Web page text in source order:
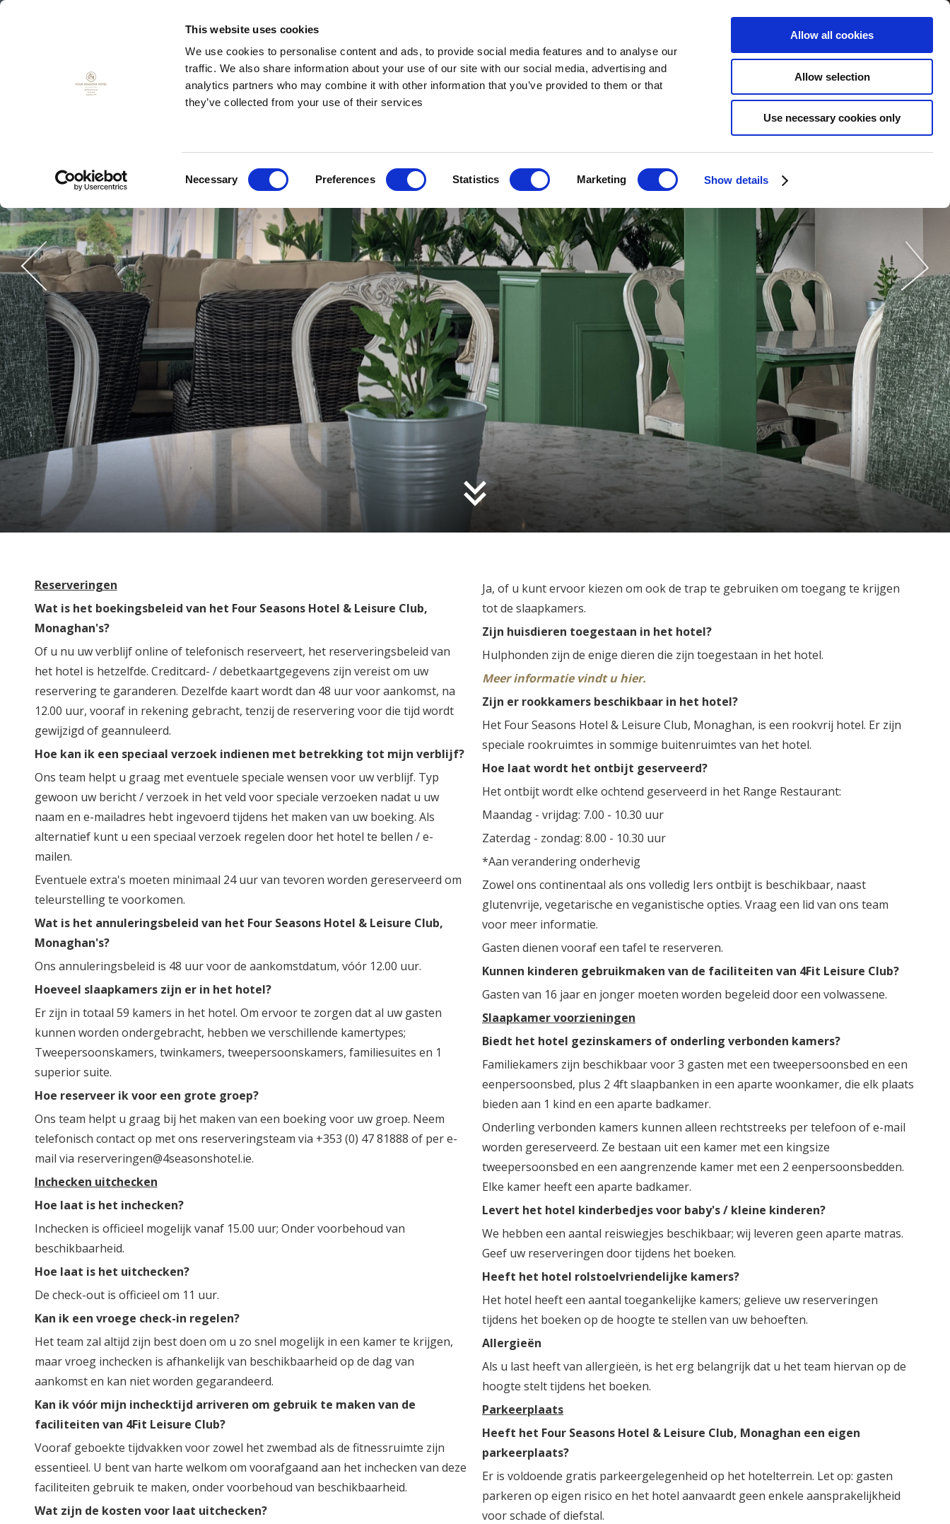
This website uses cookies
We use cookies to personalise content and ads, to provide social media features and to analyse our
traffic. We also share information about your use of our site with our social media, advertising and
analytics partners who may combine it with other information that you’ve provided to them or that
they’ve collected from your use of their services
Necessary Preferences Statistics Marketing Show details
Allow all cookies
Allow selection
Use necessary cookies only
MENU BON
Reserveringen
Wat is het boekingsbeleid van het Four Seasons Hotel & Leisure Club,
Monaghan's?
Of u nu uw verblijf online of telefonisch reserveert, het reserveringsbeleid van
het hotel is hetzelfde. Creditcard- / debetkaartgegevens zijn vereist om uw
reservering te garanderen. Dezelfde kaart wordt dan 48 uur voor aankomst, na
12.00 uur, vooraf in rekening gebracht, tenzij de reservering voor die tijd wordt
gewijzigd of geannuleerd.
Hoe kan ik een speciaal verzoek indienen met betrekking tot mijn verblijf?
Ons team helpt u graag met eventuele speciale wensen voor uw verblijf. Typ
gewoon uw bericht / verzoek in het veld voor speciale verzoeken nadat u uw
naam en e-mailadres hebt ingevoerd tijdens het maken van uw boeking. Als
alternatief kunt u een speciaal verzoek regelen door het hotel te bellen / e-
mailen.
Eventuele extra's moeten minimaal 24 uur van tevoren worden gereserveerd om
teleurstelling te voorkomen.
Wat is het annuleringsbeleid van het Four Seasons Hotel & Leisure Club,
Monaghan's?
Ons annuleringsbeleid is 48 uur voor de aankomstdatum, vóór 12.00 uur.
Hoeveel slaapkamers zijn er in het hotel?
Er zijn in totaal 59 kamers in het hotel. Om ervoor te zorgen dat al uw gasten
kunnen worden ondergebracht, hebben we verschillende kamertypes;
Tweepersoonskamers, twinkamers, tweepersoonskamers, familiesuites en 1
superior suite.
Hoe reserveer ik voor een grote groep?
Ons team helpt u graag bij het maken van een boeking voor uw groep. Neem
telefonisch contact op met ons reserveringsteam via +353 (0) 47 81888 of per e-
mail via reserveringen@4seasonshotel.ie.
Inchecken uitchecken
Hoe laat is het inchecken?
Inchecken is officieel mogelijk vanaf 15.00 uur; Onder voorbehoud van
beschikbaarheid.
Hoe laat is het uitchecken?
De check-out is officieel om 11 uur.
Kan ik een vroege check-in regelen?
Het team zal altijd zijn best doen om u zo snel mogelijk in een kamer te krijgen,
maar vroeg inchecken is afhankelijk van beschikbaarheid op de dag van
aankomst en kan niet worden gegarandeerd.
Kan ik vóór mijn inchecktijd arriveren om gebruik te maken van de
faciliteiten van 4Fit Leisure Club?
Vooraf geboekte tijdvakken voor zowel het zwembad als de fitnessruimte zijn
essentieel. U bent van harte welkom om voorafgaand aan het inchecken van deze
faciliteiten gebruik te maken, onder voorbehoud van beschikbaarheid.
Wat zijn de kosten voor laat uitchecken?
Ja, of u kunt ervoor kiezen om ook de trap te gebruiken om toegang te krijgen
tot de slaapkamers.
Zijn huisdieren toegestaan in het hotel?
Hulphonden zijn de enige dieren die zijn toegestaan in het hotel.
Meer informatie vindt u hier.
Zijn er rookkamers beschikbaar in het hotel?
Het Four Seasons Hotel & Leisure Club, Monaghan, is een rookvrij hotel. Er zijn
speciale rookruimtes in sommige buitenruimtes van het hotel.
Hoe laat wordt het ontbijt geserveerd?
Het ontbijt wordt elke ochtend geserveerd in het Range Restaurant:
Maandag - vrijdag: 7.00 - 10.30 uur
Zaterdag - zondag: 8.00 - 10.30 uur
*Aan verandering onderhevig
Zowel ons continentaal als ons volledig Iers ontbijt is beschikbaar, naast
glutenvrije, vegetarische en veganistische opties. Vraag een lid van ons team
voor meer informatie.
Gasten dienen vooraf een tafel te reserveren.
Kunnen kinderen gebruikmaken van de faciliteiten van 4Fit Leisure Club?
Gasten van 16 jaar en jonger moeten worden begeleid door een volwassene.
Slaapkamer voorzieningen
Biedt het hotel gezinskamers of onderling verbonden kamers?
Familiekamers zijn beschikbaar voor 3 gasten met een tweepersoonsbed en een
eenpersoonsbed, plus 2 4ft slaapbanken in een aparte woonkamer, die elk plaats
bieden aan 1 kind en een aparte badkamer.
Onderling verbonden kamers kunnen alleen rechtstreeks per telefoon of e-mail
worden gereserveerd. Ze bestaan uit een kamer met een kingsize
tweepersoonsbed en een aangrenzende kamer met een 2 eenpersoonsbedden.
Elke kamer heeft een aparte badkamer.
Levert het hotel kinderbedjes voor baby's / kleine kinderen?
We hebben een aantal reiswiegjes beschikbaar; wij leveren geen aparte matras.
Geef uw reserveringen door tijdens het boeken.
Heeft het hotel rolstoelvriendelijke kamers?
Het hotel heeft een aantal toegankelijke kamers; gelieve uw reserveringen
tijdens het boeken op de hoogte te stellen van uw behoeften.
Allergieën
Als u last heeft van allergieën, is het erg belangrijk dat u het team hiervan op de
hoogte stelt tijdens het boeken.
Parkeerplaats
Heeft het Four Seasons Hotel & Leisure Club, Monaghan een eigen
parkeerplaats?
Er is voldoende gratis parkeergelegenheid op het hotelterrein. Let op: gasten
parkeren op eigen risico en het hotel aanvaardt geen enkele aansprakelijkheid
voor schade of diefstal.